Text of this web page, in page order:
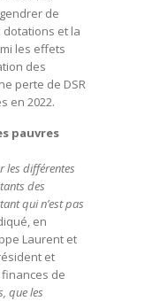
de
dotations et la
les effets
des
perte de DSR
en 2022.
pauvres
les différentes
des
qui n’est pas
en
Laurent et
et
de
que les